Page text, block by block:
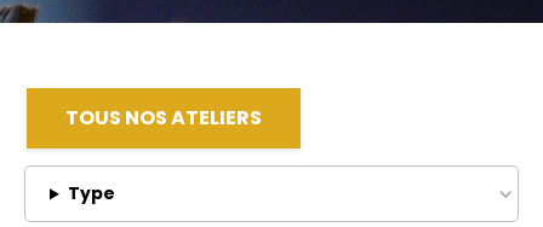
TOUS NOS ATELIERS
Type